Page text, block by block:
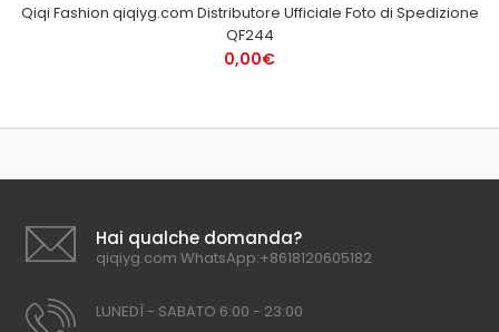
Qiqi Fashion qiqiyg.com Distributore Ufficiale Foto di Spedizione
QF244
0,00€
Hai qualche domanda?
qiqiyg.com WhatsApp:+8618120605182
LUNEDÌ - SABATO 6:00 - 23:00